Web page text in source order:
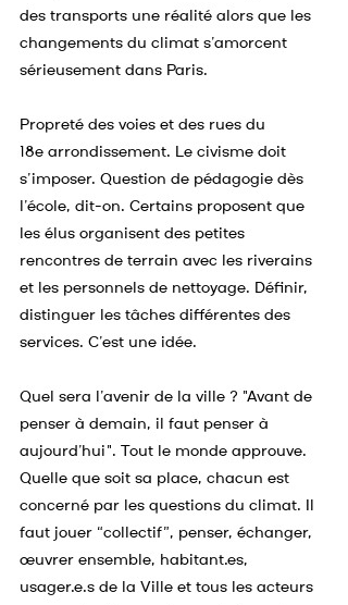
des transports une réalité alors que les
changements du climat s’amorcent
sérieusement dans Paris.
Propreté des voies et des rues du
18e arrondissement. Le civisme doit
s’imposer. Question de pédagogie dès
l’école, dit-on. Certains proposent que
les élus organisent des petites
rencontres de terrain avec les riverains
et les personnels de nettoyage. Définir,
distinguer les tâches différentes des
services. C’est une idée.
Quel sera l’avenir de la ville ? "Avant de
penser à demain, il faut penser à
aujourd’hui". Tout le monde approuve.
Quelle que soit sa place, chacun est
concerné par les questions du climat. Il
faut jouer “collectif”, penser, échanger,
œuvrer ensemble, habitant.es,
usager.e.s de la Ville et tous les acteurs